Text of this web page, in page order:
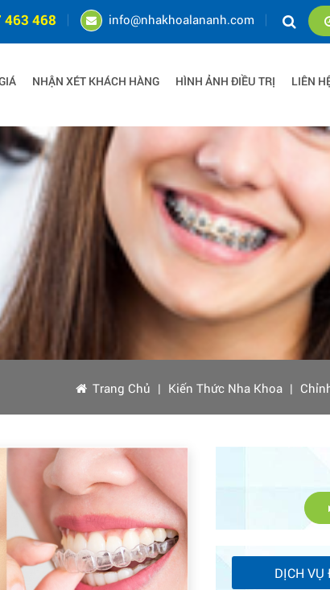
463 468 info@nhakhoalananh.com
NHẬN XÉT KHÁCH HÀNG HÌNH ẢNH ĐIỀU TRỊ LIÊN
Trang Chủ | Kiến Thức Nha Khoa |
DỊCH VỤ